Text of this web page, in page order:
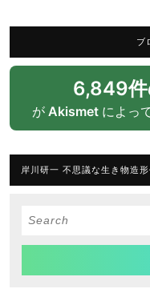
ブ
6,849
が Akismetによっ
岸川研一 不思議な生き物造
Search